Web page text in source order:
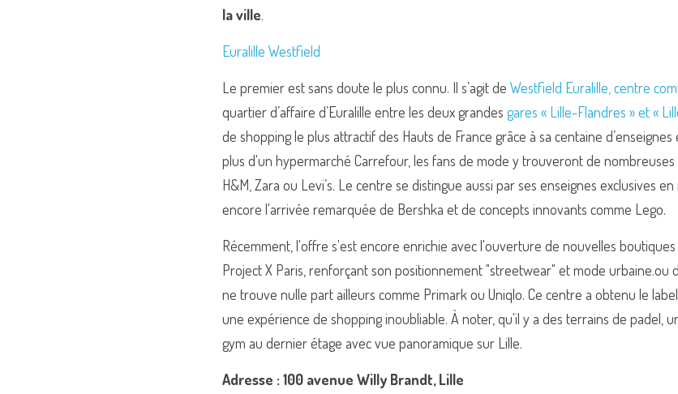
la ville.
Euralille Westfield
Le premier est sans doute le plus connu. Il s’agit de Westfield Euralille , centre
quartier d’affaire d’Euralille entre les deux grandes gares « Lille-Flandres » et «
de shopping le plus attractif des Hauts de France grâce à sa centaine
plus d'un hypermarché Carrefour, les fans de mode y trouveront de
H&M, Zara ou Levi’s. Le centre se distingue aussi par ses enseignes exclusives
encore l'arrivée remarquée de Bershka et de concepts innovants comme Lego.
Récemment, l'offre s'est encore enrichie avec l'ouverture de nouvelles
Project X Paris, renforçant son positionnement "streetwear" et mode urbaine.ou
ne trouve nulle part ailleurs comme Primark ou Uniqlo. Ce centre a obtenu le
une expérience de shopping inoubliable. À noter, qu'il y a des terrains de padel,
gym au dernier étage avec vue panoramique sur Lille.
Adresse : 100 avenue Willy Brandt, Lille